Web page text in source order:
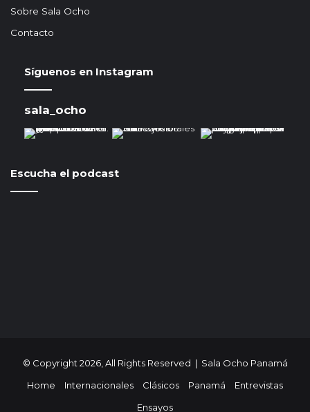
Sobre Sala Ocho
Contacto
Síguenos en Instagram
sala_ocho
Escucha el podcast
© Copyright 2026, All Rights Reserved | Sala Ocho Panamá
Home
Internacionales Clásicos Panamá
Entrevistas
Ensayos